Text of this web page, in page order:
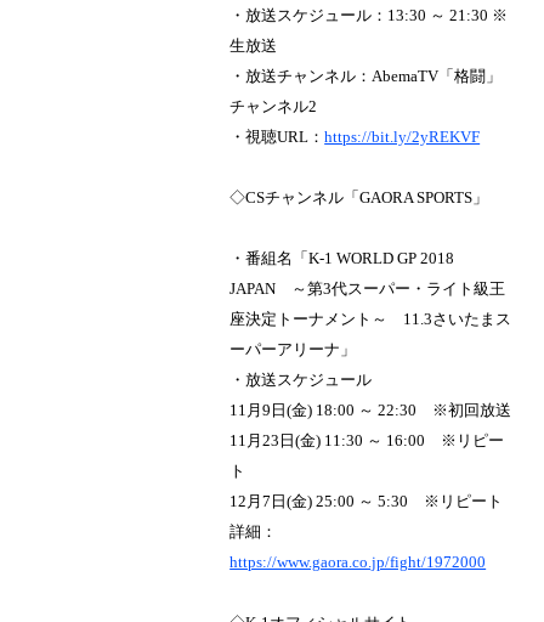
・放送スケジュール：13:30 ～ 21:30 ※
生放送
・放送チャンネル：AbemaTV「格闘」
チャンネル2
・視聴URL：https://bit.ly/2yREKVF
◇CSチャンネル「GAORA SPORTS」
・番組名「K-1 WORLD GP 2018
JAPAN ～第3代スーパー・ライト級王
座決定トーナメント～ 11.3さいたまス
ーパーアリーナ」
・放送スケジュール
11月9日(金) 18:00 ～ 22:30 ※初回放送
11月23日(金) 11:30 ～ 16:00 ※リピー
ト
12月7日(金) 25:00 ～ 5:30 ※リピート
詳細：
https://www.gaora.co.jp/fight/1972000